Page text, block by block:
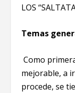
LOS
Temas
Como
mejorable, a
procede, se